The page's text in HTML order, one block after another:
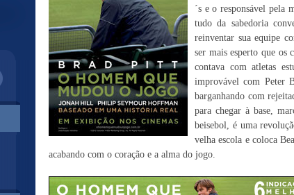
´s e o responsável pela
tudo da sabedoria
reinventar sua equipe
ser mais esperto que os
contava com atletas
improvável com Peter
barganhando com
para chegar à base,
beisebol, é uma
velha escola e coloca
acabando com o coração e a alma do jogo.